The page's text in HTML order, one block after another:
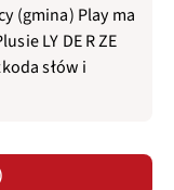
(gmina) Play ma
LY DE R ZE
słów i